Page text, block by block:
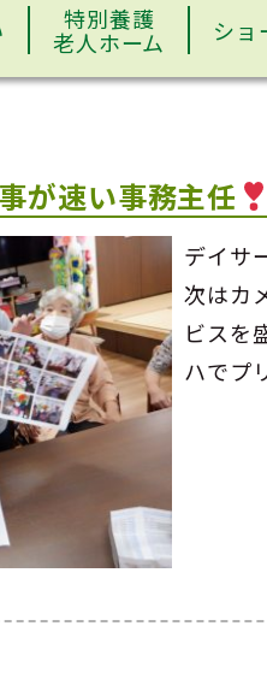
特別養護
老人ホーム ショ
が速い事務主任
デイサ
次はカ
ビスを
ハでプ